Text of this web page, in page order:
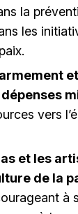
la
les
vers
et les
de la
à